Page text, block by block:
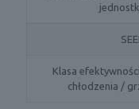
Klasa
chłodzenia /